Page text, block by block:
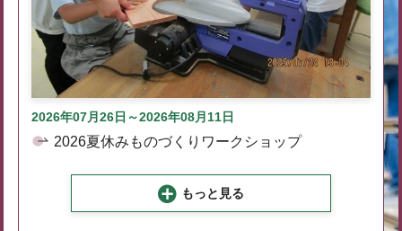
2026年07月26日～2026年08月11日
2026夏休みものづくりワークショップ
もっと見る